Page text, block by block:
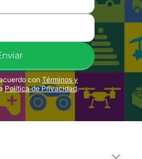
con Términos y
Política de Privacidad.